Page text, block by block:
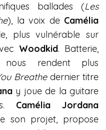
ballades (Les
), la voix de Camélia
plus vulnérable sur
Woodkid. Batterie,
nous rendent plus
Breathedernier titre
y joue de la guitare
Camélia Jordana
son projet, propose